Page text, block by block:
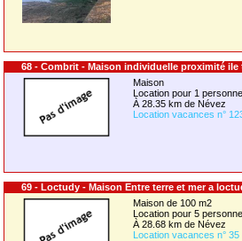
68 - Combrit - Maison individuelle proximité
Maison
Location pour 1
À 28.35 km de Névez
Location vacances n°
69 - Loctudy - Maison Entre terre et mer a
Maison de 100 m2
Location pour 5
À 28.68 km de Névez
Location vacances n° 35